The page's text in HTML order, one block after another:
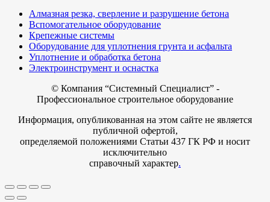
Алмазная резка, сверление и разрушение бетона
Вспомогательное оборудование
Крепежные системы
Оборудование для уплотнения грунта и асфальта
Уплотнение и обработка бетона
Электроинструмент и оснастка
© Компания “Системный Специалист” -
Профессиональное строительное оборудование
Информация, опубликованная на этом сайте не является
публичной офертой,
определяемой положениями Статьи 437 ГК РФ и носит
исключительно
справочный характер.